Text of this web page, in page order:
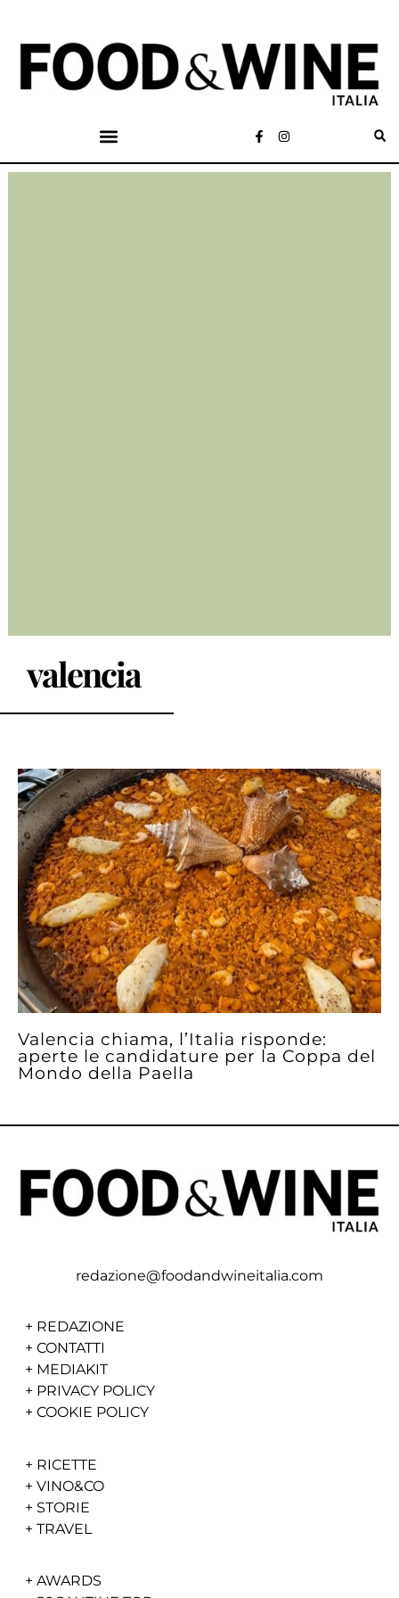
valencia
Valencia chiama, l’Italia risponde:
aperte le candidature per la Coppa del
Mondo della Paella
redazione@foodandwineitalia.com
+ REDAZIONE
+ CONTATTI
+ MEDIAKIT
+ PRIVACY POLICY
+ COOKIE POLICY
+ RICETTE
+ VINO&CO
+ STORIE
+ TRAVEL
+ AWARDS